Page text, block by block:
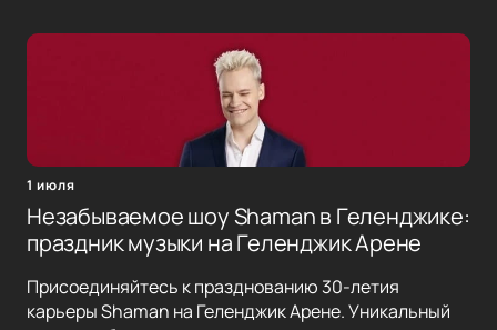
1 июля
Незабываемое шоу Shaman в Геленджике:
праздник музыки на Геленджик Арене
Присоединяйтесь к празднованию 30-летия
карьеры Shaman на Геленджик Арене. Уникальный